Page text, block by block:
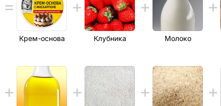
Крем-основа Клубника Молоко